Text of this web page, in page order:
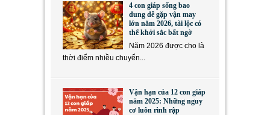
4 con giáp sống bao
dung dễ gặp vận may
lớn năm 2026, tài lộc có
thể khởi sắc bất ngờ
Năm 2026 được cho là
thời điểm nhiều chuyển...
Vận hạn của 12 con giáp
năm 2025: Những nguy
cơ luôn rình rập